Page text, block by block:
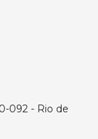
092 - Rio de